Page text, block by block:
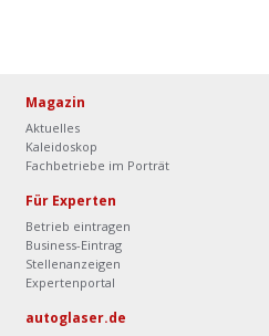
Magazin
Aktuelles
Kaleidoskop
Fachbetriebe im Porträt
Für Experten
Betrieb eintragen
Business-Eintrag
Stellenanzeigen
Expertenportal
autoglaser.de